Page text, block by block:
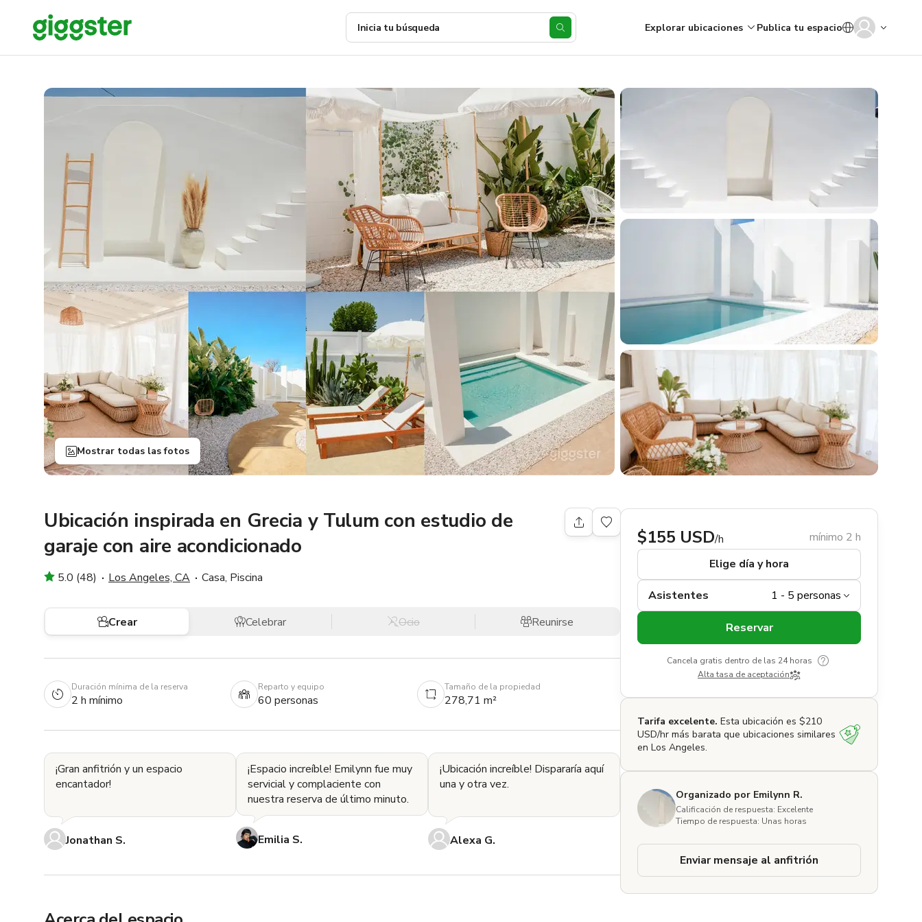
Inicia tu búsqueda Explorar ubicaciones Publica tu espacio
Mostrar todas las fotos
Ubicación inspirada en Grecia y Tulum con estudio de
garaje con aire acondicionado
5.0 (48) Los Angeles, CA Casa, Piscina
Crear Celebrar Ocio Reunirse
Duración mínima de la reserva
2 h mínimo
Reparto y equipo
60 personas
Tamaño de la propiedad
278,71 m²
¡Gran anfitrión y un espacio
encantador!
Jonathan S.
¡Espacio increíble! Emilynn fue muy
servicial y complaciente con
nuestra reserva de último minuto.
Emilia S.
¡Ubicación increíble! Dispararía aquí
una y otra vez.
Alexa G.
$155 USD/h
mínimo 2 h
Elige día y hora
Asistentes
Reservar
Cancela gratis dentro de las 24 horas
Alta tasa de aceptación
Tarifa excelente. Esta ubicación es $210
USD/hr más barata que ubicaciones similares
en Los Angeles.
Organizado por Emilynn R.
Calificación de respuesta: Excelente
Tiempo de respuesta: Unas horas
Enviar mensaje al anfitrión